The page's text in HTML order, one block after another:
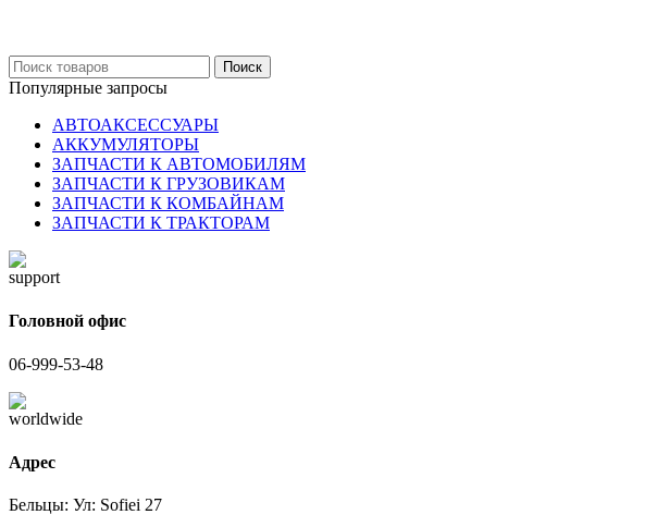
Поиск
Популярные запросы
АВТОАКСЕССУАРЫ
АККУМУЛЯТОРЫ
ЗАПЧАСТИ К АВТОМОБИЛЯМ
ЗАПЧАСТИ К ГРУЗОВИКАМ
ЗАПЧАСТИ К КОМБАЙНАМ
ЗАПЧАСТИ К ТРАКТОРАМ
Головной офис
06-999-53-48
Адрес
Бельцы: Ул: Sofiei 27